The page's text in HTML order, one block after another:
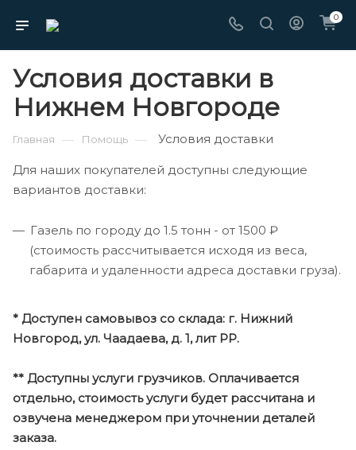
0
Условия доставки в
Нижнем Новгороде
Главная — Помощь — Условия доставки
Для наших покупателей доступны следующие
вариантов доставки:
Газель по городу до 1.5 тонн - от 1500 ₽
(стоимость рассчитывается исходя из веса,
габарита и удаленности адреса доставки груза).
* Доступен самовывоз со склада: г. Нижний
Новгород, ул. Чаадаева, д. 1, лит РР.
** Доступны услуги грузчиков. Оплачивается
отдельно, стоимость услуги будет рассчитана и
озвучена менеджером при уточнении деталей
заказа.